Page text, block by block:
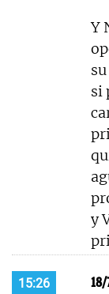
Y
si
y
15:26 18/